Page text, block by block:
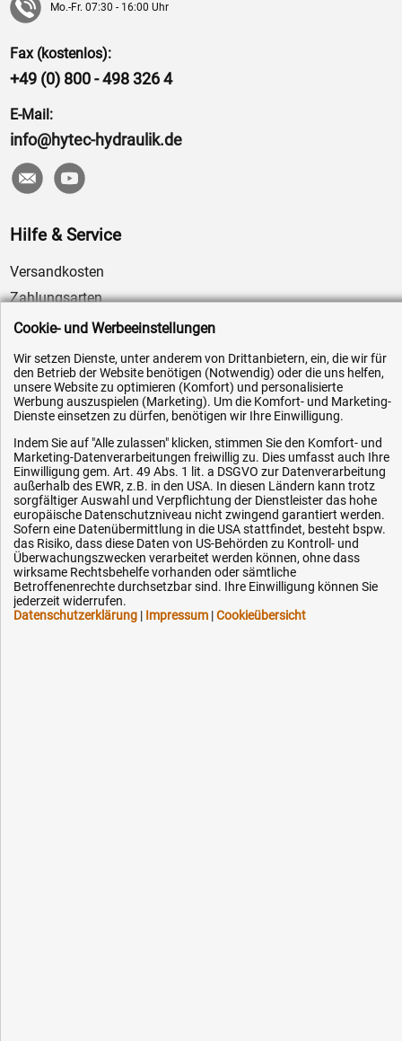
Mo.-Fr. 07:30 - 16:00 Uhr
Fax (kostenlos):
+49 (0) 800 - 498 326 4
E-Mail:
info@hytec-hydraulik.de
Hilfe & Service
Versandkosten
Zahlungsarten
Service
AGB / Widerrufsrecht
Datenschutz
Impressum
OEM-Ersatzteile
Technik-Hilfe
Downloads
Kontakt
Ihre Hytec-Hydraulik Vorteile
Schneller Versand, meist am selben Tag
Cookie- und Werbeeinstellungen
Wir setzen Dienste, unter anderem von Drittanbietern, ein, die wir für
den Betrieb der Website benötigen (Notwendig) oder die uns helfen,
unsere Website zu optimieren (Komfort) und personalisierte
Werbung auszuspielen (Marketing). Um die Komfort- und Marketing-
Dienste einsetzen zu dürfen, benötigen wir Ihre Einwilligung.
Indem Sie auf "Alle zulassen" klicken, stimmen Sie den Komfort- und
Marketing-Datenverarbeitungen freiwillig zu. Dies umfasst auch Ihre
Einwilligung gem. Art. 49 Abs. 1 lit. a DSGVO zur Datenverarbeitung
außerhalb des EWR, z.B. in den USA. In diesen Ländern kann trotz
sorgfältiger Auswahl und Verpflichtung der Dienstleister das hohe
europäische Datenschutzniveau nicht zwingend garantiert werden.
Sofern eine Datenübermittlung in die USA stattfindet, besteht bspw.
das Risiko, dass diese Daten von US-Behörden zu Kontroll- und
Überwachungszwecken verarbeitet werden können, ohne dass
wirksame Rechtsbehelfe vorhanden oder sämtliche
Betroffenenrechte durchsetzbar sind. Ihre Einwilligung können Sie
jederzeit widerrufen.
Datenschutzerklärung | Impressum |Cookieübersicht